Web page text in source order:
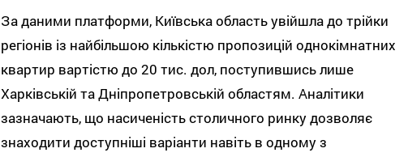
За даними платформи, Київська область увійшла до трійки
регіонів із найбільшою кількістю пропозицій однокімнатних
квартир вартістю до 20 тис. дол, поступившись лише
Харківській та Дніпропетровській областям. Аналітики
зазначають, що насиченість столичного ринку дозволяє
знаходити доступніші варіанти навіть в одному з